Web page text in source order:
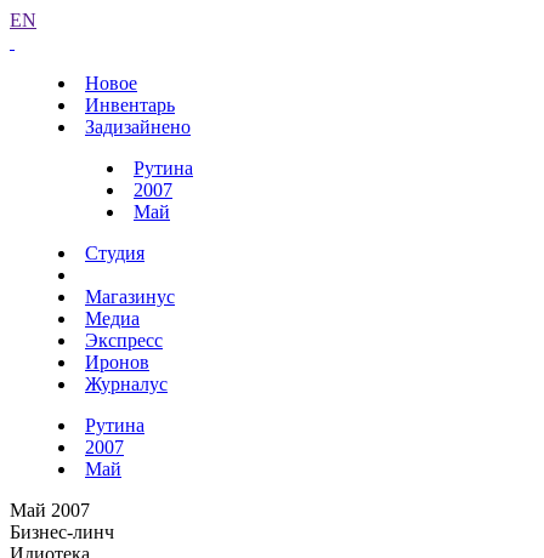
EN
Новое
Инвентарь
Задизайнено
Рутина
2007
Май
Студия
Магазинус
Медиа
Экспресс
Иронов
Журналус
Рутина
2007
Май
Май 2007
Бизнес-линч
Идиотека